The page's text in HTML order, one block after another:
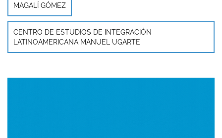
MAGALÍ GÓMEZ
CENTRO DE ESTUDIOS DE INTEGRACIÓN
LATINOAMERICANA MANUEL UGARTE